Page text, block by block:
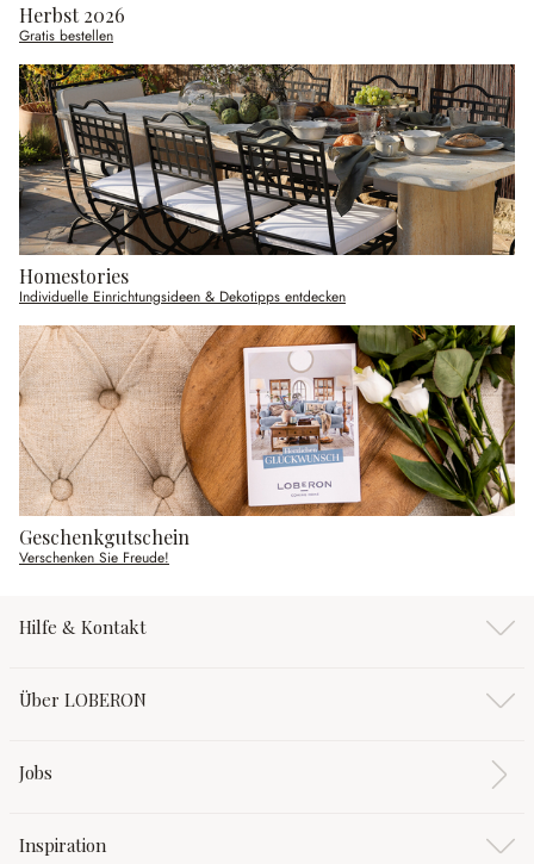
Herbst 2026
Gratis bestellen
Homestories
Individuelle Einrichtungsideen & Dekotipps entdecken
Geschenkgutschein
Verschenken Sie Freude!
Hilfe & Kontakt
Über LOBERON
Jobs
Inspiration